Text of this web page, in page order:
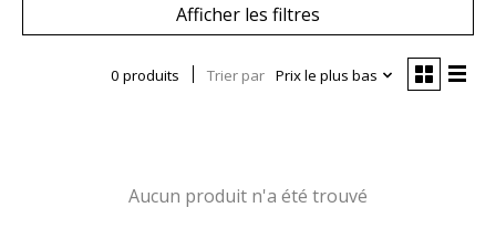
Afficher les filtres
0 produits Trier par Prix le plus bas
Aucun produit n'a été trouvé